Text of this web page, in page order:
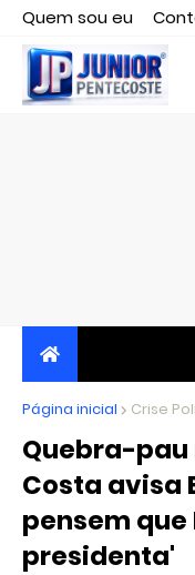
Quem sou eu
Editor responsável,
JORNALISMO
CRÍTICO
Página inicial Crise
Quebra-pau
Costa avisa
pensem
presidenta'